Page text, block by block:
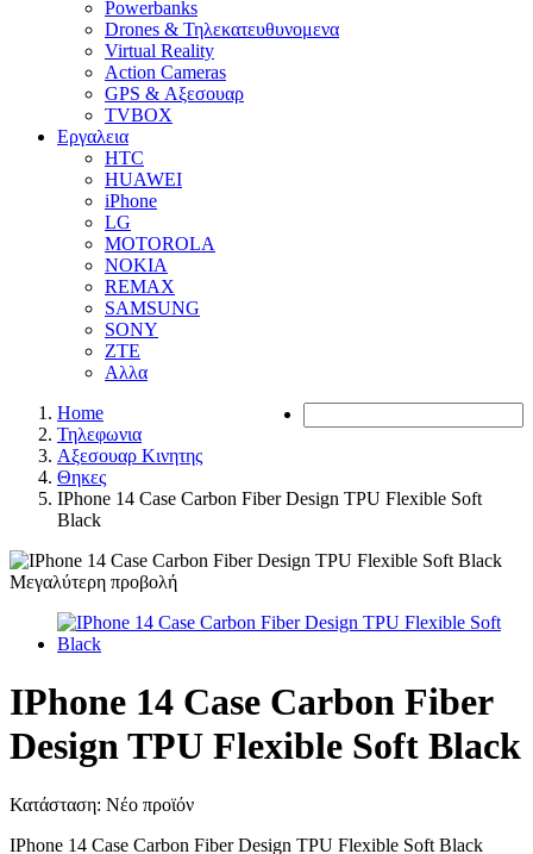
Powerbanks
Drones & Τηλεκατευθυνομενα
Virtual Reality
Action Cameras
GPS & Αξεσουαρ
TVBOX
Εργαλεια
HTC
HUAWEI
iPhone
LG
MOTOROLA
NOKIA
REMAX
SAMSUNG
SONY
ZTE
Αλλα
Home
Τηλεφωνια
Αξεσουαρ Κινητης
Θηκες
IPhone 14 Case Carbon Fiber Design TPU Flexible Soft
Black
Μεγαλύτερη προβολή
IPhone 14 Case Carbon Fiber
Design TPU Flexible Soft Black
Κατάσταση: Νέο προϊόν
IPhone 14 Case Carbon Fiber Design TPU Flexible Soft Black